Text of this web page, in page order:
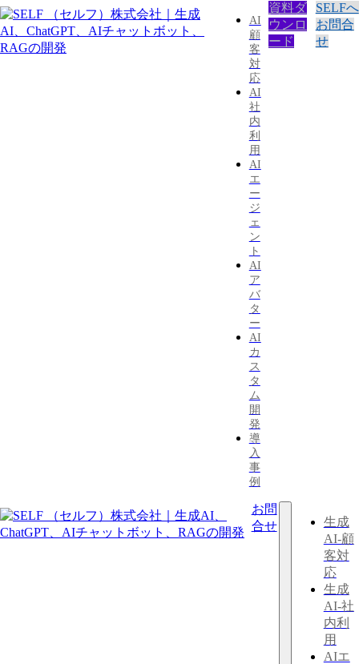
AI
顧
客
対
応
AI
社
内
利
用
AI
エ
ー
ジ
ェ
ン
ト
AI
ア
バ
タ
ー
AI
カ
ス
タ
ム
開
発
導
入
事
例
資料ダ
ウンロ
ード
SELFへ
お問合
せ
お問
合せ
生成
AI-顧
客対
応
生成
AI-社
内利
用
AIエ